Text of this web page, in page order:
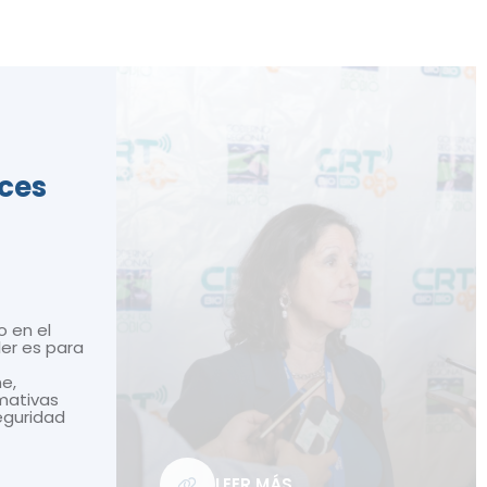
en el
es para